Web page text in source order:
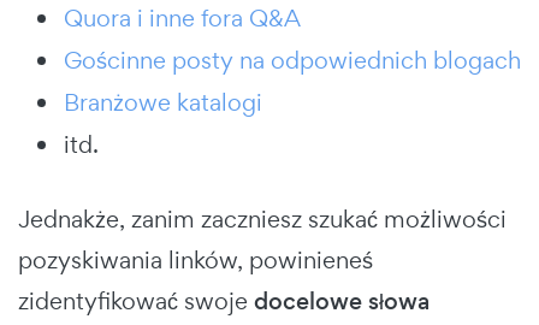
Quora i inne fora Q&A
Gościnne posty na odpowiednich blogach
Branżowe katalogi
itd.
Jednakże, zanim zaczniesz szukać możliwości
pozyskiwania linków, powinieneś
zidentyfikować swoje docelowe słowa